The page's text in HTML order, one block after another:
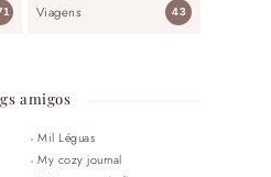
Viagens 43
amigos
Mil Léguas
My cozy journal